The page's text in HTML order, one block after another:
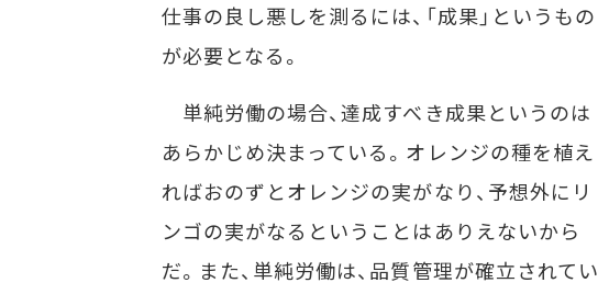
仕事の良し悪しを測るには、「成果」というもの
が必要となる。
単純労働の場合、達成すべき成果というのは
あらかじめ決まっている。オレンジの種を植え
ればおのずとオレンジの実がなり、予想外にリ
ンゴの実がなるということはありえないから
だ。また、単純労働は、品質管理が確立されてい